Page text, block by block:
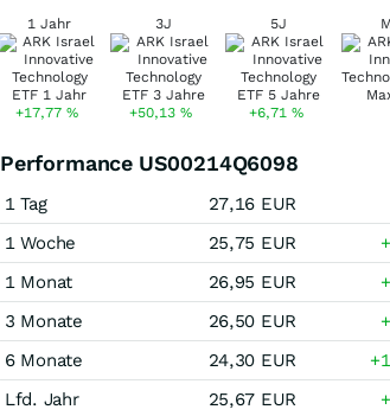
1 Jahr
+17,77%
3J
+50,13%
5J
+6,71 %
Performance US00214Q6098
1 Tag 27,16 EUR
1 Woche
25,75 EUR
1 Monat
26,95 EUR
3 Monate
26,50 EUR
6 Monate
24,30 EUR
Lfd. Jahr
25,67 EUR